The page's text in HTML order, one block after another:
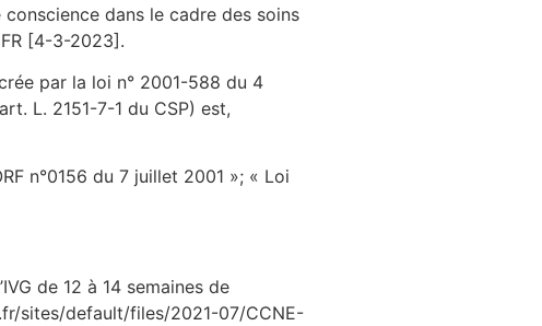
conscience dans le cadre des soins
[4-3-2023].
par la loi n° 2001-588 du 4
L. 2151-7-1 du CSP) est,
n°0156 du 7 juillet 2001 »; « Loi
de 12 à 14 semaines de
sites/default/files/2021-07/CCNE-